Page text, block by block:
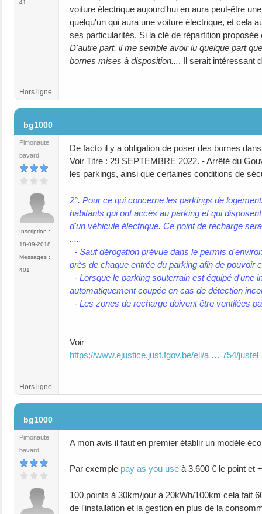
41
voiture électrique aujourd'hui en aura peut-être
quelqu'un qui aura une voiture électrique, et cela
ses particularités. Si la clé de répartition
D'autre part, il me semble avoir lu quelque part
bornes mises à disposition.... Il serait intéressant
Hors ligne
bg1000
Pimonaute
bavard
Inscription :
18-09-2018
Messages :
401
De facto il y a obligation de poser des bornes
Voir Titre : 29 SEPTEMBRE 2022. - Arrêté du
les parkings, ainsi que certaines conditions de
2°. Pour ce qui concerne les parkings de
habitants qui ont accès au parking et qui
d'un véhicule électrique. Ce point de recharge
.....
- Sauf dérogation prévue dans le permis
près de chaque entrée du parking afin de pouvoir
- Lorsque le parking souterrain est équipé d'une
automatiquement coupée en cas de détection
- Les zones de recharge doivent être ventilées
Voir
https://www.ejustice.just.fgov.be/eli/a … 754/justel
Hors ligne
bg1000
Pimonaute
bavard
A mon avis il faut en premier établir un modèle
Par exemple pay as you use à 3.600 € le point et
100 points à 30km/jour à 20kWh/100km cela fait
de l'installation et la gestion en plus de la